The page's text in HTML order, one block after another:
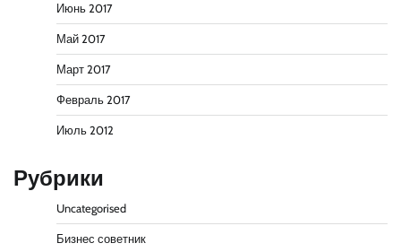
Июнь 2017
Май 2017
Март 2017
Февраль 2017
Июль 2012
Рубрики
Uncategorised
Бизнес советник